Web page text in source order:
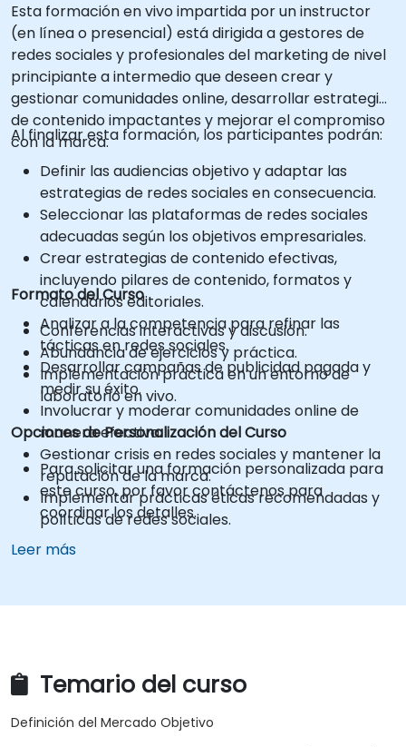
Esta formación en vivo impartida por un instructor
(en línea o presencial) está dirigida a gestores de
redes sociales y profesionales del marketing de nivel
principiante a intermedio que deseen crear y
gestionar comunidades online, desarrollar estrategias
de contenido impactantes y mejorar el compromiso
con la marca.
Al finalizar esta formación, los participantes podrán:
Definir las audiencias objetivo y adaptar las
estrategias de redes sociales en consecuencia.
Seleccionar las plataformas de redes sociales
adecuadas según los objetivos empresariales.
Crear estrategias de contenido efectivas,
incluyendo pilares de contenido, formatos y
calendarios editoriales.
Analizar a la competencia para refinar las
tácticas en redes sociales.
Desarrollar campañas de publicidad pagada y
medir su éxito.
Involucrar y moderar comunidades online de
manera efectiva.
Gestionar crisis en redes sociales y mantener la
reputación de la marca.
Implementar prácticas éticas recomendadas y
políticas de redes sociales.
Formato del Curso
Conferencias interactivas y discusión.
Abundancia de ejercicios y práctica.
Implementación práctica en un entorno de
laboratorio en vivo.
Opciones de Personalización del Curso
Para solicitar una formación personalizada para
este curso, por favor contáctenos para
coordinar los detalles.
Leer más
Temario del curso
Definición del Mercado Objetivo